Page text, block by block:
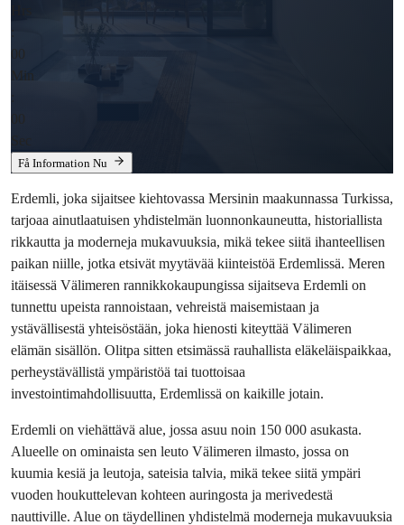
:
00
Min
:
00
Få Information Nu
Erdemli, joka sijaitsee kiehtovassa Mersinin maakunnassa Turkissa,
tarjoaa ainutlaatuisen yhdistelmän luonnonkauneutta, historiallista
rikkautta ja moderneja mukavuuksia, mikä tekee siitä ihanteellisen
paikan niille, jotka etsivät myytävää kiinteistöä Erdemlissä. Meren
itäisessä Välimeren rannikkokaupungissa sijaitseva Erdemli on
tunnettu upeista rannoistaan, vehreistä maisemistaan ja
ystävällisestä yhteisöstään, joka hienosti kiteyttää Välimeren
elämän sisällön. Olitpa sitten etsimässä rauhallista eläkeläispaikkaa,
perheystävällistä ympäristöä tai tuottoisaa
investointimahdollisuutta, Erdemlissä on kaikille jotain.
Erdemli on viehättävä alue, jossa asuu noin 150 000 asukasta.
Alueelle on ominaista sen leuto Välimeren ilmasto, jossa on
kuumia kesiä ja leutoja, sateisia talvia, mikä tekee siitä ympäri
vuoden houkuttelevan kohteen auringosta ja merivedestä
nauttiville. Alue on täydellinen yhdistelmä moderneja mukavuuksia